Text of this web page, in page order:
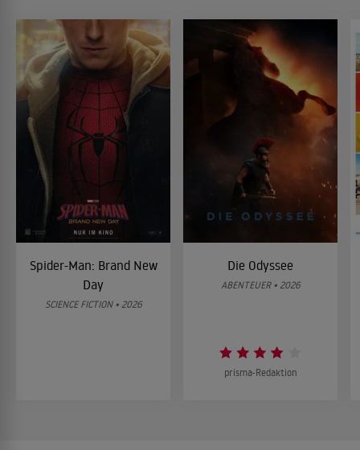
Spider-Man: Brand New
Day
SCIENCE FICTION • 2026
Die Odyssee
ABENTEUER • 2026
prisma-Redaktion